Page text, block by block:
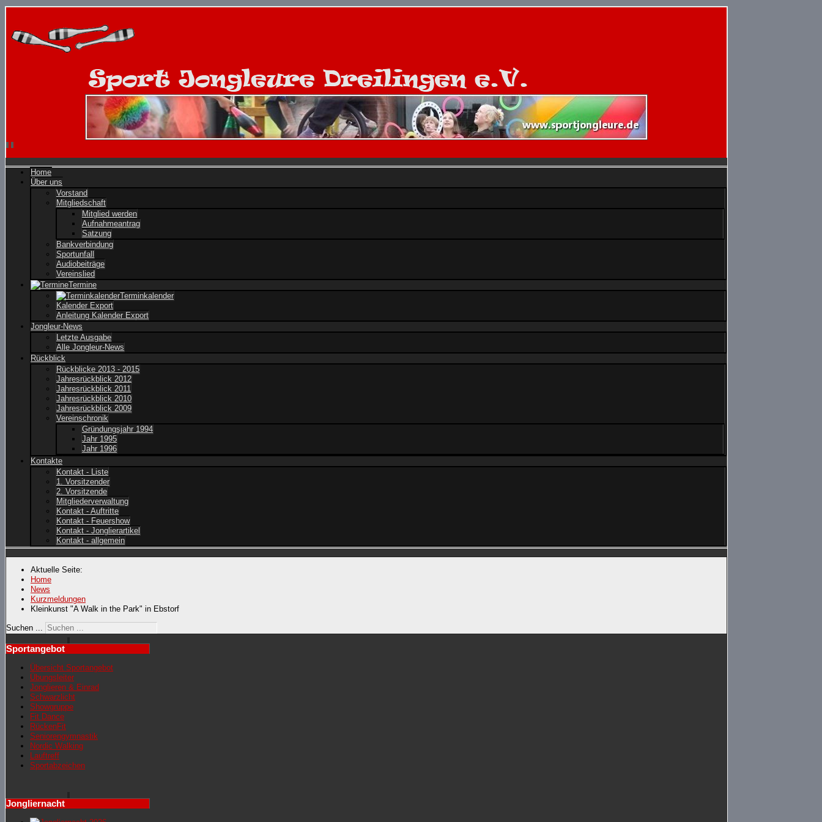
Home
Über uns
Vorstand
Mitgliedschaft
Mitglied werden
Aufnahmeantrag
Satzung
Bankverbindung
Sportunfall
Audiobeiträge
Vereinslied
Termine
Terminkalender
Kalender Export
Anleitung Kalender Export
Jongleur-News
Letzte Ausgabe
Alle Jongleur-News
Rückblick
Rückblicke 2013 - 2015
Jahresrückblick 2012
Jahresrückblick 2011
Jahresrückblick 2010
Jahresrückblick 2009
Vereinschronik
Gründungsjahr 1994
Jahr 1995
Jahr 1996
Kontakte
Kontakt - Liste
1. Vorsitzender
2. Vorsitzende
Mitgliederverwaltung
Kontakt - Auftritte
Kontakt - Feuershow
Kontakt - Jonglierartikel
Kontakt - allgemein
Aktuelle Seite:
Home
News
Kurzmeldungen
Kleinkunst "A Walk in the Park" in Ebstorf
Suchen ...
Sportangebot
Übersicht Sportangebot
Übungsleiter
Jonglieren & Einrad
Schwarzlicht
Showgruppe
Fit Dance
RückenFit
Seniorengymnastik
Nordic Walking
Lauftreff
Sportabzeichen
Jongliernacht